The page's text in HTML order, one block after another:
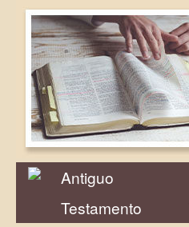
Antiguo
Testamento